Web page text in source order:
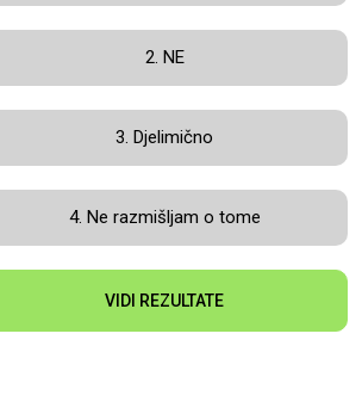
2. NE
3. Djelimično
4. Ne razmišljam o tome
VIDI REZULTATE